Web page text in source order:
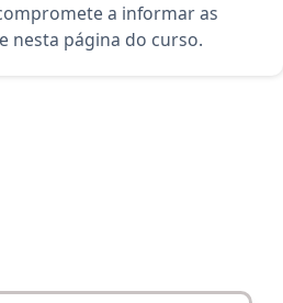
a informar as
nesta página do curso.